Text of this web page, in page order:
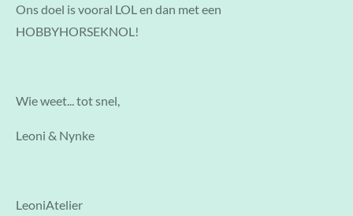
Ons doel is vooral LOL en dan met een
HOBBYHORSEKNOL!
Wie weet... tot snel,
Leoni & Nynke
LeoniAtelier